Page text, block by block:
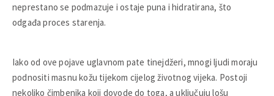
neprestano se podmazuje i ostaje puna i hidratirana, što
odgađa proces starenja.
Iako od ove pojave uglavnom pate tinejdžeri, mnogi ljudi moraju
podnositi masnu kožu tijekom cijelog životnog vijeka. Postoji
nekoliko čimbenika koji dovode do toga, a uključuju lošu